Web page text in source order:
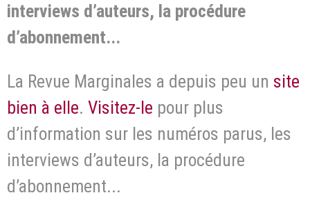
interviews d’auteurs, la procédure
d’abonnement...
La Revue Marginales a depuis peu un site
bien à elle. Visitez-le pour plus
d’information sur les numéros parus, les
interviews d’auteurs, la procédure
d’abonnement...